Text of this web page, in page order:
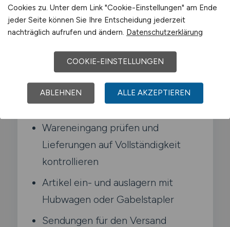
Hubwagen. Gabelstaplern und Scannern
und unterstützt den reibungslosen Ablauf in
Warenausgang.
Typische Aufgaben in Meiningen
Wareneingang prüfen und
Lieferungen auf Vollständigkeit
kontrollieren
Artikel ein- und auslagern mit
Hubwagen oder Gabelstapler
Sendungen für den Versand
Cookies zu. Unter dem Link "Cookie-Einstellungen" am Ende
jeder Seite können Sie Ihre Entscheidung jederzeit
nachträglich aufrufen und ändern. Datenschutzerklärung
COOKIE-EINSTELLUNGEN
ABLEHNEN ALLE AKZEPTIEREN